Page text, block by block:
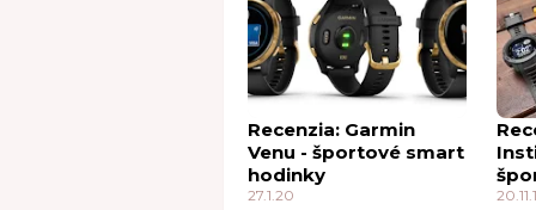
Recenzia: Garmin
Venu - športové smart
hodinky
27.1.20